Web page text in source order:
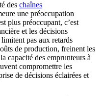
des chaînes
une préoccupation
plus préoccupant, c’est
et les décisions
pas aux retards
de production, freinent les
capacité des emprunteurs à
compromettre les
de décisions éclairées et